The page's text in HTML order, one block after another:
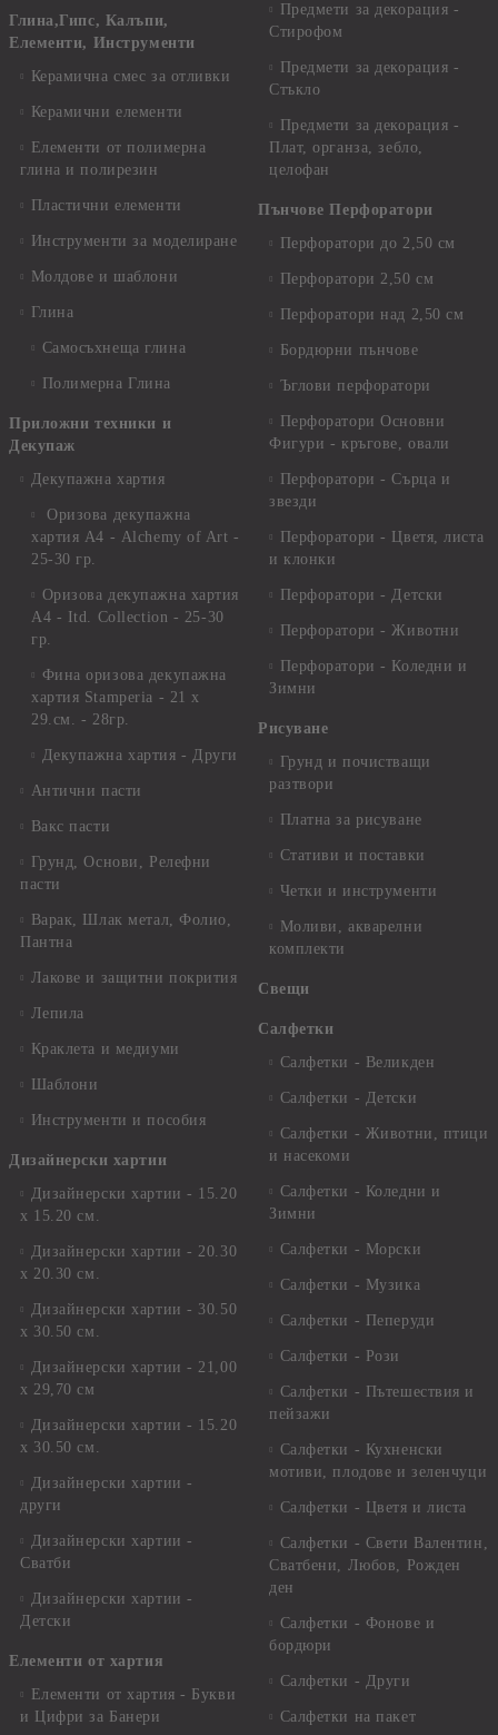
Глина,Гипс, Калъпи,
Елементи, Инструменти
Керамична смес за отливки
Керамични елементи
Елементи от полимерна
глина и полирезин
Пластични елементи
Инструменти за моделиране
Молдове и шаблони
Глина
Самосъхнеща глина
Полимерна Глина
Приложни техники и
Декупаж
Декупажна хартия
Оризова декупажна
хартия А4 - Alchemy of Art -
25-30 гр.
Оризова декупажна хартия
А4 - Itd. Collection - 25-30
гр.
Фина оризова декупажна
хартия Stamperia - 21 х
29.см. - 28гр.
Декупажна хартия - Други
Антични пасти
Вакс пасти
Грунд, Основи, Релефни
пасти
Варак, Шлак метал, Фолио,
Пантна
Лакове и защитни покрития
Лепила
Краклета и медиуми
Шаблони
Инструменти и пособия
Дизайнерски хартии
Дизайнерски хартии - 15.20
х 15.20 см.
Дизайнерски хартии - 20.30
х 20.30 см.
Дизайнерски хартии - 30.50
х 30.50 см.
Дизайнерски хартии - 21,00
х 29,70 см
Дизайнерски хартии - 15.20
x 30.50 см.
Дизайнерски хартии -
други
Дизайнерски хартии -
Сватби
Дизайнерски хартии -
Детски
Елементи от хартия
Елементи от хартия - Букви
и Цифри за Банери
Предмети за декорация -
Стирофом
Предмети за декорация -
Стъкло
Предмети за декорация -
Плат, органза, зебло,
целофан
Пънчове Перфоратори
Перфоратори до 2,50 см
Перфоратори 2,50 см
Перфоратори над 2,50 см
Бордюрни пънчове
Ъглови перфоратори
Перфоратори Основни
Фигури - кръгове, овали
Перфоратори - Сърца и
звезди
Перфоратори - Цветя, листа
и клонки
Перфоратори - Детски
Перфоратори - Животни
Перфоратори - Коледни и
Зимни
Рисуване
Грунд и почистващи
разтвори
Платна за рисуване
Стативи и поставки
Четки и инструменти
Моливи, акварелни
комплекти
Свещи
Салфетки
Салфетки - Великден
Салфетки - Детски
Салфетки - Животни, птици
и насекоми
Салфетки - Коледни и
Зимни
Салфетки - Морски
Салфетки - Музика
Салфетки - Пеперуди
Салфетки - Рози
Салфетки - Пътешествия и
пейзажи
Салфетки - Кухненски
мотиви, плодове и зеленчуци
Салфетки - Цветя и листа
Салфетки - Свети Валентин,
Сватбени, Любов, Рожден
ден
Салфетки - Фонове и
бордюри
Салфетки - Други
Салфетки на пакет